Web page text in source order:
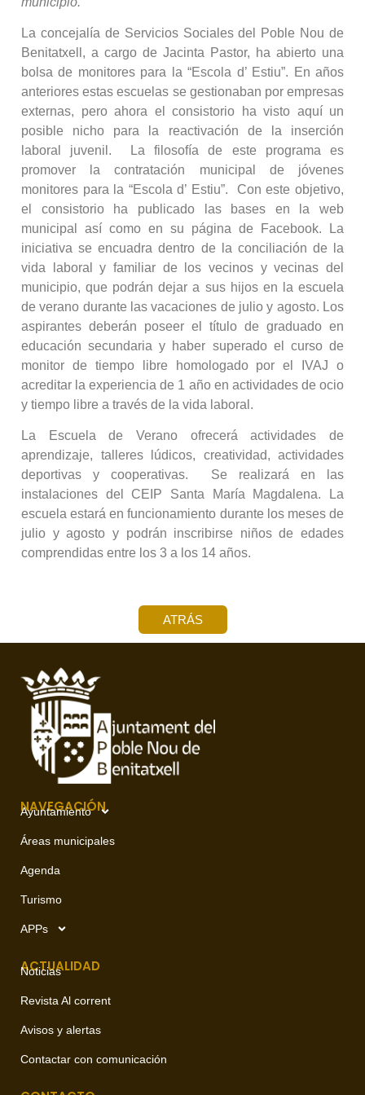
La concejalía de Servicios Sociales del Poble Nou de
Benitatxell, a cargo de Jacinta Pastor, ha abierto una
bolsa de monitores para la “Escola d’ Estiu”. En años
anteriores estas escuelas se gestionaban por empresas
externas, pero ahora el consistorio ha visto aquí un
posible nicho para la reactivación de la inserción
laboral juvenil. La filosofía de este programa es
promover la contratación municipal de jóvenes
monitores para la “Escola d’ Estiu”. Con este objetivo,
el consistorio ha publicado las bases en la web
municipal así como en su página de Facebook. La
iniciativa se encuadra dentro de la conciliación de la
vida laboral y familiar de los vecinos y vecinas del
municipio, que podrán dejar a sus hijos en la escuela
de verano durante las vacaciones de julio y agosto. Los
aspirantes deberán poseer el título de graduado en
educación secundaria y haber superado el curso de
monitor de tiempo libre homologado por el IVAJ o
acreditar la experiencia de 1 año en actividades de ocio
y tiempo libre a través de la vida laboral.
La Escuela de Verano ofrecerá actividades de
aprendizaje, talleres lúdicos, creatividad, actividades
deportivas y cooperativas. Se realizará en las
instalaciones del CEIP Santa María Magdalena. La
escuela estará en funcionamiento durante los meses de
julio y agosto y podrán inscribirse niños de edades
comprendidas entre los 3 a los 14 años.
ATRÁS
NAVEGACIÓN
Ayuntamiento
Áreas municipales
Agenda
Turismo
APPs
ACTUALIDAD
Noticias
Revista Al corrent
Avisos y alertas
Contactar con comunicación